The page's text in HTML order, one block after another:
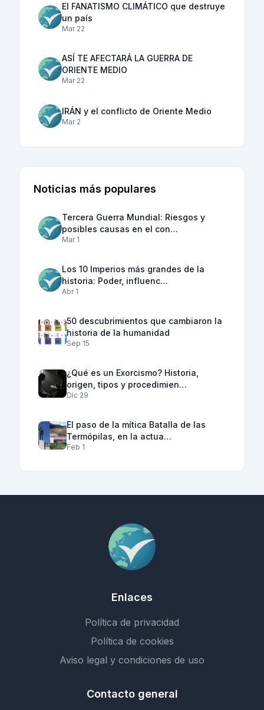
El FANATISMO CLIMÁTICO que destruye
un país
Mar 22
ASÍ TE AFECTARÁ LA GUERRA DE
ORIENTE MEDIO
Mar 22
IRÁN y el conflicto de Oriente Medio
Mar 2
Noticias más populares
Tercera Guerra Mundial: Riesgos y
posibles causas en el con…
Mar 1
Los 10 Imperios más grandes de la
historia: Poder, influenc…
Abr 1
50 descubrimientos que cambiaron la
historia de la humanidad
Sep 15
¿Qué es un Exorcismo? Historia,
origen, tipos y procedimien…
Dic 29
El paso de la mítica Batalla de las
Termópilas, en la actua…
Feb 1
Enlaces
Política de privacidad
Política de cookies
Aviso legal y condiciones de uso
Contacto general